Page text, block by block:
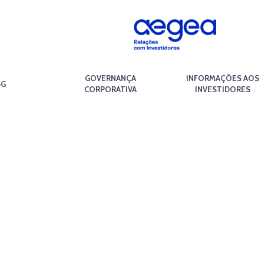
GOVERNANÇA
CORPORATIVA
INFORMAÇÕES AOS
INVESTIDORES